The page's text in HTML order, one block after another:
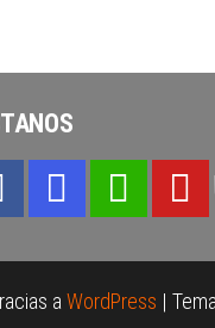
a WordPress |